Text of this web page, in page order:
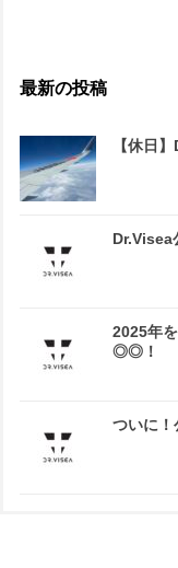
最新の投稿
【休日
Dr.Visea
2025年
◎◎！
ついに！